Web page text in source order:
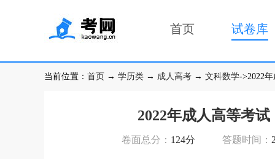
首页 试卷库
当前位置： 首页 → 学历类 → 成人高考 → 文科数学->2022
2022年成人高等考
卷面总分： 124分 答题时间：